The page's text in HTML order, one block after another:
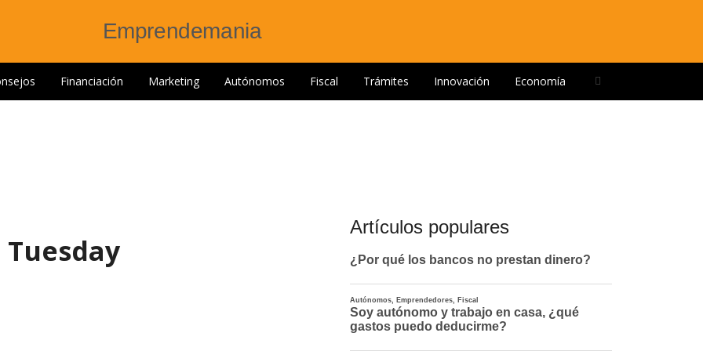
Financiación Marketing Autónomos Fiscal Trámites Innovación Economía
Artículos populares